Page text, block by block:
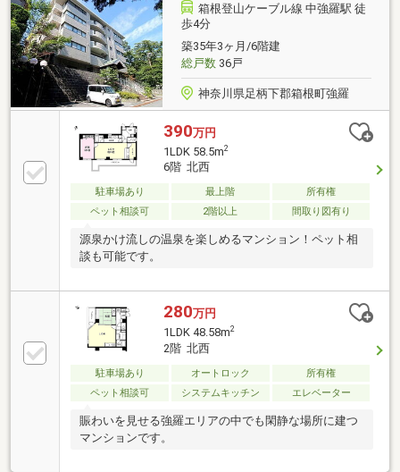
箱根登山ケーブル線 中強羅駅 徒
歩4分
築35年3ヶ月/6階建
総戸数36戸
神奈川県足柄下郡箱根町強羅
390万円
1LDK 58.5m2
6階 北西
駐車場あり 最上階
所有権
ペット相談可
2階以上 間取り図有り
源泉かけ流しの温泉を楽しめるマンション！ペット相
談も可能です。
280万円
1LDK 48.58m2
2階 北西
駐車場あり オートロック
所有権
ペット相談可
システムキッチン エレベーター
賑わいを見せる強羅エリアの中でも閑静な場所に建つ
マンションです。